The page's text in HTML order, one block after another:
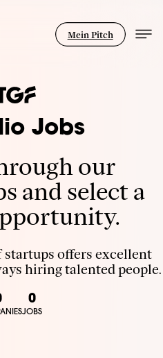
Mein Pitch
Jobs
our
and select a
offers excellent
hiring talented people.
0
JOBS